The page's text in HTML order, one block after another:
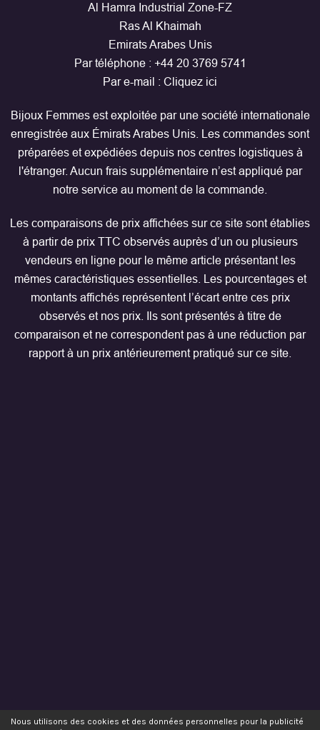
Al Hamra Industrial Zone-FZ
Ras Al Khaimah
Emirats Arabes Unis
Par téléphone : +44 20 3769 5741
Par e-mail : Cliquez ici
Bijoux Femmes est exploitée par une société internationale
enregistrée aux Émirats Arabes Unis. Les commandes sont
préparées et expédiées depuis nos centres logistiques à
l'étranger. Aucun frais supplémentaire n’est appliqué par
notre service au moment de la commande.
Les comparaisons de prix affichées sur ce site sont établies
à partir de prix TTC observés auprès d’un ou plusieurs
vendeurs en ligne pour le même article présentant les
mêmes caractéristiques essentielles. Les pourcentages et
montants affichés représentent l’écart entre ces prix
observés et nos prix. Ils sont présentés à titre de
comparaison et ne correspondent pas à une réduction par
rapport à un prix antérieurement pratiqué sur ce site.
Nous utilisons des cookies et des données personnelles pour la publicité